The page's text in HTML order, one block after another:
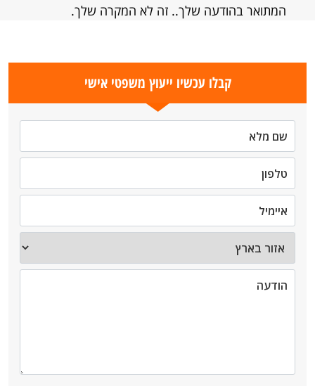
המתואר בהודעה שלך.. זה לא המקרה שלך.
קבלו עכשיו ייעוץ משפטי אישי